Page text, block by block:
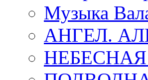
Музыка
АНГЕЛ.